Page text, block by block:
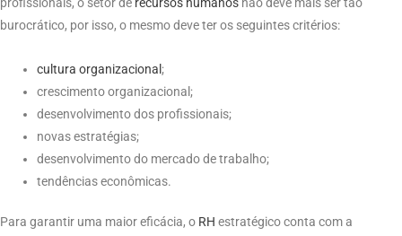
burocrático, por isso, o mesmo deve ter os seguintes critérios:
cultura organizacional ;
crescimento organizacional;
desenvolvimento dos profissionais;
novas estratégias;
desenvolvimento do mercado de trabalho;
tendências econômicas.
Para garantir uma maior eficácia, o RH estratégico conta com a